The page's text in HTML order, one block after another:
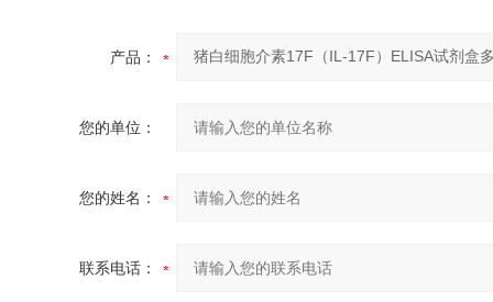
产品：
您的单位：
您的姓名：
联系电话：